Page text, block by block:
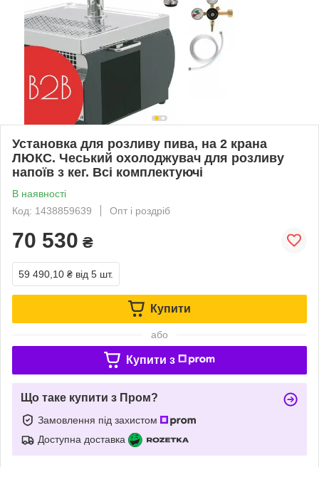
Установка для розливу пива, на 2 крана
ЛЮКС. Чеський охолоджувач для розливу
напоїв з кег. Всі комплектуючі
В наявності
Код: 1438859639
Опт і роздріб
70 530 ₴
59 490,10 ₴ від 5 шт.
Купити
або
Купити з
Що таке купити з Пром?
Замовлення під захистом
Доступна доставка